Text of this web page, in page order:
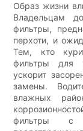
Образ жизни
Владельцам
фильтры,
перхоти, и
Тем, кто
фильтры для
ускорит
замены.
влажных
фильтры с